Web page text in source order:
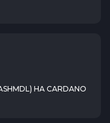
НА CARDANO